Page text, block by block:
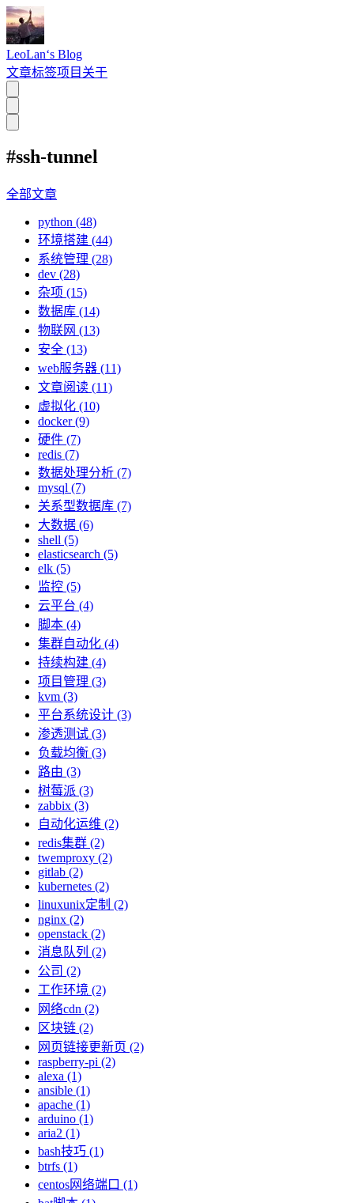
LeoLan‘s Blog
文章标签项目 关于
#ssh-tunnel
全部文章
python (48)
环境搭建 (44)
系统管理 (28)
dev (28)
杂项 (15)
数据库 (14)
物联网 (13)
安全 (13)
web服务器 (11)
文章阅读 (11)
虚拟化 (10)
docker (9)
硬件 (7)
redis (7)
数据处理分析 (7)
mysql (7)
关系型数据库 (7)
大数据 (6)
shell (5)
elasticsearch (5)
elk (5)
监控 (5)
云平台 (4)
脚本 (4)
集群自动化 (4)
持续构建 (4)
项目管理 (3)
kvm (3)
平台系统设计 (3)
渗透测试 (3)
负载均衡 (3)
路由 (3)
树莓派 (3)
zabbix (3)
自动化运维 (2)
redis集群 (2)
twemproxy (2)
gitlab (2)
kubernetes (2)
linuxunix定制 (2)
nginx (2)
openstack (2)
消息队列 (2)
公司 (2)
工作环境 (2)
网络cdn (2)
区块链 (2)
网页链接更新页 (2)
raspberry-pi (2)
alexa (1)
ansible (1)
apache (1)
arduino (1)
aria2 (1)
bash技巧 (1)
btrfs (1)
centos网络端口 (1)